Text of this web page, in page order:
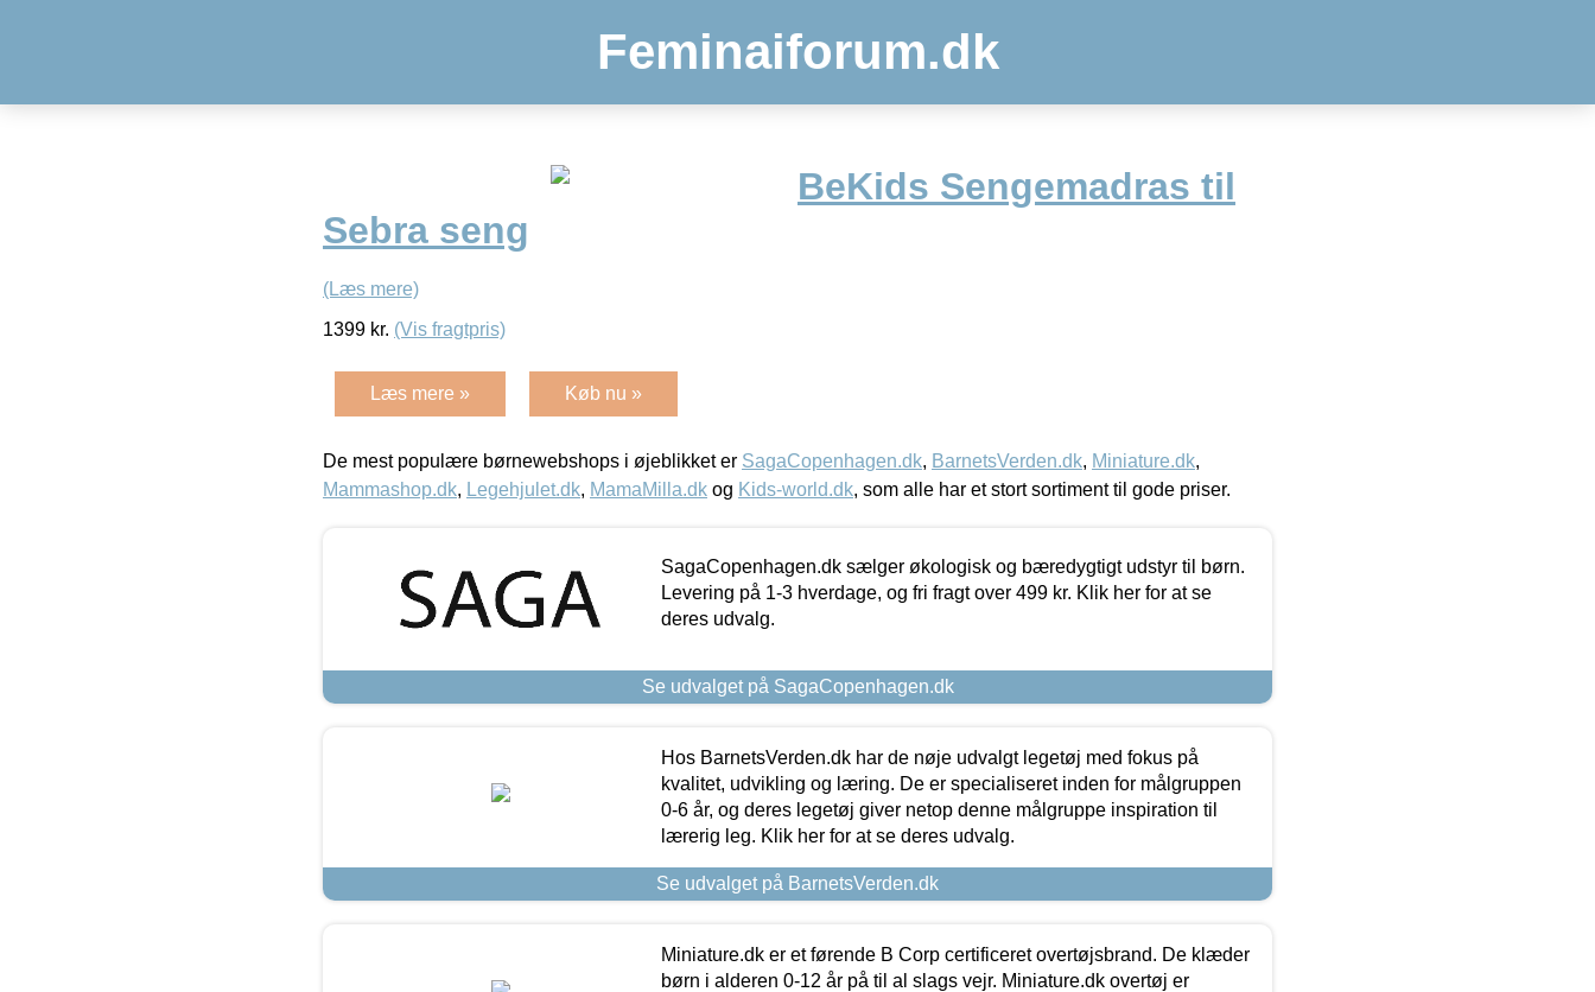
Feminaiforum.dk
BeKids Sengemadras til
Sebra seng
(Læs mere)
1399 kr. (Vis fragtpris)
Læs mere » Køb nu »
De mest populære børnewebshops i øjeblikket er SagaCopenhagen.dk, BarnetsVerden.dk, Miniature.dk,
Mammashop.dk, Legehjulet.dk, MamaMilla.dk og Kids-world.dk, som alle har et stort sortiment til gode priser.
SagaCopenhagen.dk sælger økologisk og bæredygtigt udstyr til børn.
Levering på 1-3 hverdage, og fri fragt over 499 kr. Klik her for at se
deres udvalg.
Se udvalget på SagaCopenhagen.dk
Hos BarnetsVerden.dk har de nøje udvalgt legetøj med fokus på
kvalitet, udvikling og læring. De er specialiseret inden for målgruppen
0-6 år, og deres legetøj giver netop denne målgruppe inspiration til
lærerig leg. Klik her for at se deres udvalg.
Se udvalget på BarnetsVerden.dk
Miniature.dk er et førende B Corp certificeret overtøjsbrand. De klæder
børn i alderen 0-12 år på til al slags vejr. Miniature.dk overtøj er